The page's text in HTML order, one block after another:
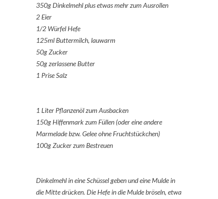
350g Dinkelmehl plus etwas mehr zum Ausrollen
2 Eier
1/2 Würfel Hefe
125ml Buttermilch, lauwarm
50g Zucker
50g zerlassene Butter
1 Prise Salz
1 Liter Pflanzenöl zum Ausbacken
150g Hiffenmark zum Füllen (oder eine andere
Marmelade bzw. Gelee ohne Fruchtstückchen)
100g Zucker zum Bestreuen
Dinkelmehl in eine Schüssel geben und eine Mulde in
die Mitte drücken. Die Hefe in die Mulde bröseln, etwa